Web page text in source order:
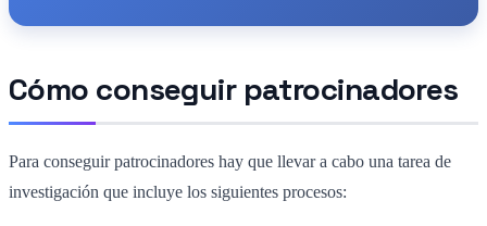
Cómo conseguir patrocinadores
Para conseguir patrocinadores hay que llevar a cabo una tarea de
investigación que incluye los siguientes procesos: